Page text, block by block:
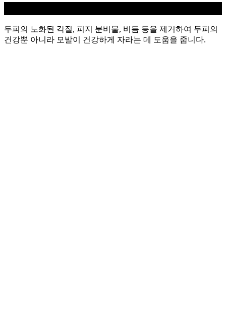
두피의 노화된 각질, 피지 분비물, 비듬 등을 제거하여 두피의
건강뿐 아니라 모발이 건강하게 자라는 데 도움을 줍니다.